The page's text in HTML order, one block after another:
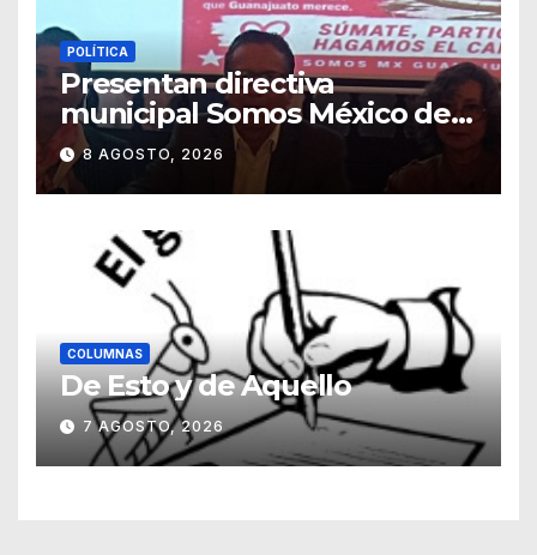
POLÍTICA
Presentan directiva
municipal Somos México de
Guanajuato
8 AGOSTO, 2026
COLUMNAS
De Esto y de Aquello
7 AGOSTO, 2026